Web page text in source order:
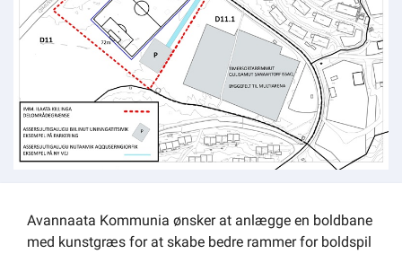
Avannaata Kommunia ønsker at anlægge en boldbane
med kunstgræs for at skabe bedre rammer for boldspil